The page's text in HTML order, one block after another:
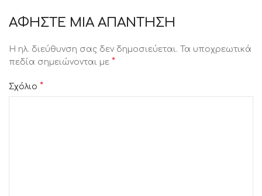
ΑΦΉΣΤΕ ΜΙΑ ΑΠΆΝΤΗΣΗ
Η ηλ. διεύθυνση σας δεν δημοσιεύεται.
Τα υποχρεωτικά
πεδία σημειώνονται με *
Σχόλιο *